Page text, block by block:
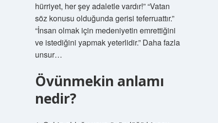
hürriyet, her şey adaletle vardır!” “Vatan
söz konusu olduğunda gerisi teferruattır.”
“İnsan olmak için medeniyetin emrettiğini
ve istediğini yapmak yeterlidir.” Daha fazla
unsur…
Övünmekin anlamı
nedir?